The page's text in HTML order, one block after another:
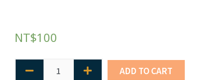
NT$100
ADD TO CART